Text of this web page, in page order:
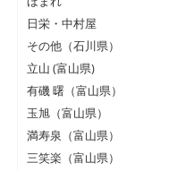
日栄・中村屋
その他（石川県）
立山 (富山県)
有磯 曙（富山県）
玉旭（富山県）
満寿泉（富山県）
三笑楽（富山県）